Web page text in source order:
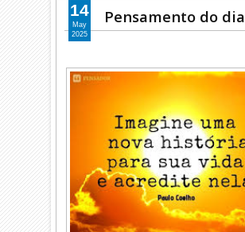
Pensamento do dia
14
May
2025